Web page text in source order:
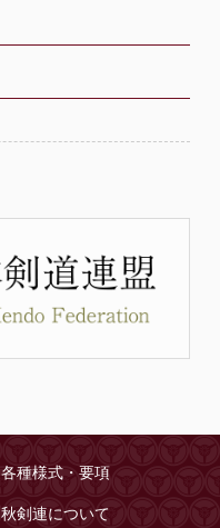
各種様式・要項
秋剣連について